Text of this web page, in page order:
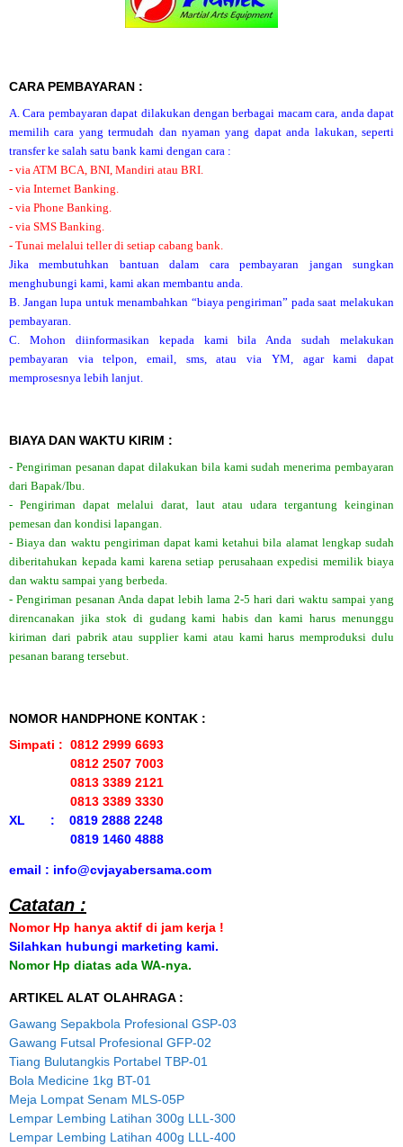
CARA PEMBAYARAN :
A. Cara pembayaran dapat dilakukan dengan berbagai macam cara, anda dapat
memilih cara yang termudah dan nyaman yang dapat anda lakukan, seperti
transfer ke salah satu bank kami dengan cara :
- via ATM BCA, BNI, Mandiri atau BRI.
- via Internet Banking.
- via Phone Banking.
- via SMS Banking.
- Tunai melalui teller di setiap cabang bank.
Jika membutuhkan bantuan dalam cara pembayaran jangan sungkan
menghubungi kami, kami akan membantu anda.
B. Jangan lupa untuk menambahkan “biaya pengiriman” pada saat melakukan
pembayaran.
C. Mohon diinformasikan kepada kami bila Anda sudah melakukan
pembayaran via telpon, email, sms, atau via YM, agar kami dapat
memprosesnya lebih lanjut.
BIAYA DAN WAKTU KIRIM :
- Pengiriman pesanan dapat dilakukan bila kami sudah menerima pembayaran
dari Bapak/Ibu.
- Pengiriman dapat melalui darat, laut atau udara tergantung keinginan
pemesan dan kondisi lapangan.
- Biaya dan waktu pengiriman dapat kami ketahui bila alamat lengkap sudah
diberitahukan kepada kami karena setiap perusahaan expedisi memilik biaya
dan waktu sampai yang berbeda.
- Pengiriman pesanan Anda dapat lebih lama 2-5 hari dari waktu sampai yang
direncanakan jika stok di gudang kami habis dan kami harus menunggu
kiriman dari pabrik atau supplier kami atau kami harus memproduksi dulu
pesanan barang tersebut.
NOMOR HANDPHONE KONTAK :
Simpati : 0812 2999 6693
0812 2507 7003
0813 3389 2121
0813 3389 3330
XL : 0819 2888 2248
0819 1460 4888
email : info@cvjayabersama.com
Catatan :
Nomor Hp hanya aktif di jam kerja !
Silahkan hubungi marketing kami.
Nomor Hp diatas ada WA-nya.
ARTIKEL ALAT OLAHRAGA :
Gawang Sepakbola Profesional GSP-03
Gawang Futsal Profesional GFP-02
Tiang Bulutangkis Portabel TBP-01
Bola Medicine 1kg BT-01
Meja Lompat Senam MLS-05P
Lempar Lembing Latihan 300g LLL-300
Lempar Lembing Latihan 400g LLL-400